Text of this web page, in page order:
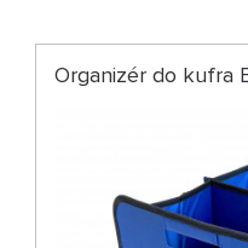
Organizér do kufra